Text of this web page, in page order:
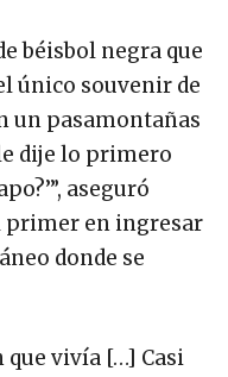
béisbol negra que
único souvenir de
un pasamontañas
dije lo primero
aseguró
primer en ingresar
donde se
que vivía […] Casi